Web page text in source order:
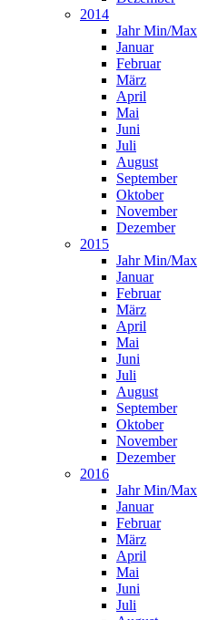
2014
Jahr Min/Max
Januar
Februar
März
April
Mai
Juni
Juli
August
September
Oktober
November
Dezember
2015
Jahr Min/Max
Januar
Februar
März
April
Mai
Juni
Juli
August
September
Oktober
November
Dezember
2016
Jahr Min/Max
Januar
Februar
März
April
Mai
Juni
Juli